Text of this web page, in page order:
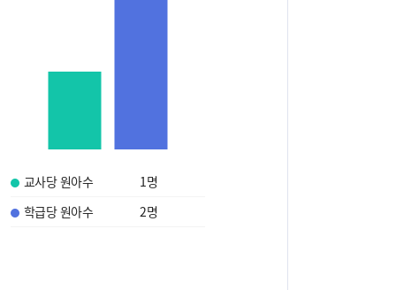
교사당 원아수 1 명
학급당 원아수
2명